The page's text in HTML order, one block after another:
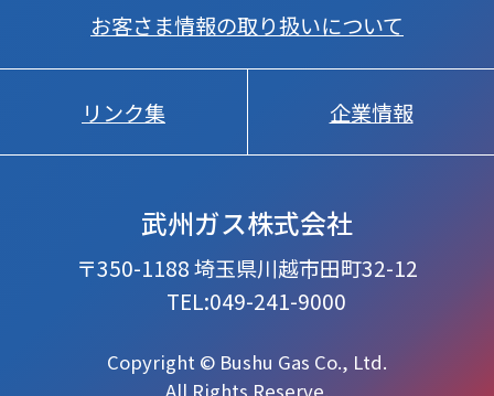
武州ガス株式会社
〒350-1188 埼玉県川越市田町32-12
TEL:049-241-9000
お客さま情報の取り扱いについて
リンク集 企業情報
Copyright © Bushu Gas Co., Ltd.
All Rights Reserve.